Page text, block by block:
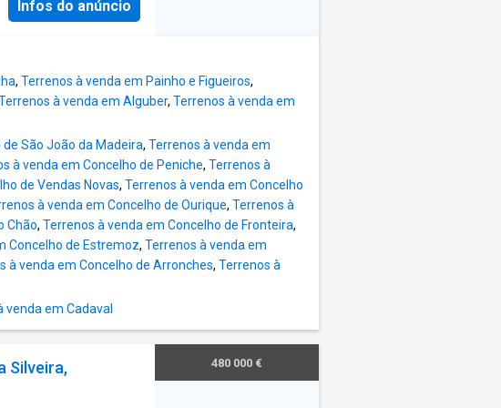
d'Ilhas, Foz
do eixo A21 /
de maior
oferece o
competitivos
ideal para
com
imediata em obra,
mercado atual e
(comercialização em
projeto
com
destaca-se
Infos do anúncio
, Terrenos à venda em Painho e Figueiros,
à venda em Alguber, Terrenos à venda em
São João da Madeira, Terrenos à venda em
à venda em Concelho de Peniche, Terrenos à
de Vendas Novas, Terrenos à venda em Concelho
à venda em Concelho de Ourique, Terrenos à
Chão, Terrenos à venda em Concelho de Fronteira,
Concelho de Estremoz, Terrenos à venda em
à venda em Concelho de Arronches, Terrenos à
em Cadaval
Silveira,
480 000 €